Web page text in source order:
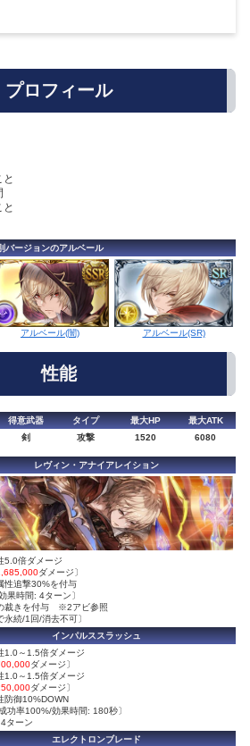
プロフィール
バージョンのアルベール
アルベール(闇) アルベール(SR)
性能
得意武器 タイプ 最大HP
最大ATK
剣 攻撃 1520 6080
レヴィン・アナイアレイション
5.0倍ダメージ
ダメージ〕
性追撃30%を付与
果時間: 4ターン〕
裁きを付与 ※2アビ参照
永続/1回/消去不可〕
インパルススラッシュ
1.0～1.5倍ダメージ
ダメージ〕
1.0～1.5倍ダメージ
ダメージ〕
防御10%DOWN
功率100%/効果時間: 180秒〕
ターン
エレクトロンブレード